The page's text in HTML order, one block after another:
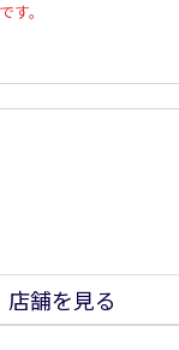
す。
店舗を見る